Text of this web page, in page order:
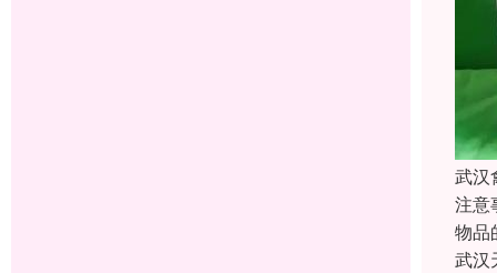
武汉
注意
物品
武汉